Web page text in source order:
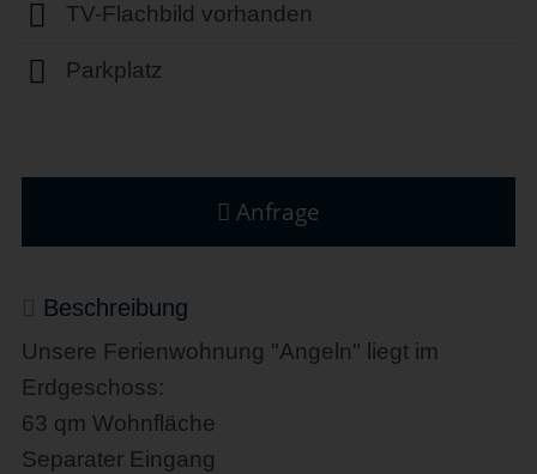
TV-Flachbild vorhanden
Parkplatz
Anfrage
Beschreibung
Unsere Ferienwohnung "Angeln" liegt im
Erdgeschoss:
63 qm Wohnfläche
Separater Eingang